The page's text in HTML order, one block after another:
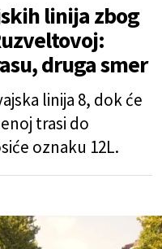
linija zbog
druga smer
linija 8, dok će
trasi do
oznaku 12L.